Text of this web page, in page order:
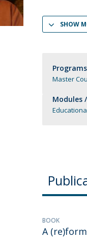
SHOW
Master
Modules
BOOK
A